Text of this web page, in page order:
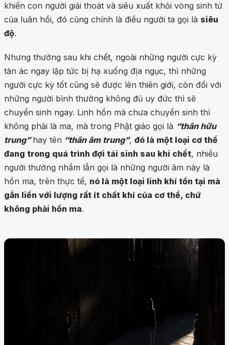
khiến con người giải thoát và siêu xuất khỏi vòng sinh tử
của luân hồi, đó cũng chính là điều người ta gọi là siêu
độ.
Nhưng thường sau khi chết, ngoài những người cực kỳ
tàn ác ngay lập tức bị hạ xuống địa ngục, thì những
người cực kỳ tốt cũng sẽ được lên thiên giới, còn đối với
những người bình thường không đủ uy đức thì sẽ
chuyển sinh ngay. Linh hồn mà chưa chuyển sinh thì
không phải là ma, mà trong Phật giáo gọi là “thân hữu
trung”hay tên “thân âm trung”, đó là một loại cơ thể
đang trong quá trình đợi tái sinh sau khi chết, nhiều
người thường nhầm lẫn gọi là những người âm này là
hồn ma, trên thực tế, nó là một loại linh khí tồn tại mà
gắn liền với lượng rất ít chất khí của cơ thể, chứ
không phải hồn ma.